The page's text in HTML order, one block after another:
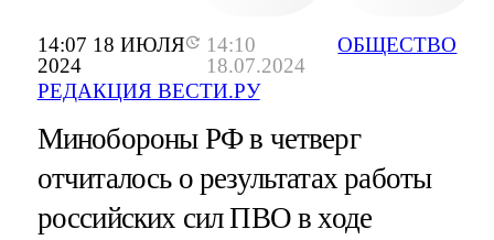
14:07 18 ИЮЛЯ
2024
14:10
18.07.2024
РЕДАКЦИЯ ВЕСТИ.РУ
ОБЩЕСТВО
Минобороны РФ в четверг
отчиталось о результатах работы
российских сил ПВО в ходе